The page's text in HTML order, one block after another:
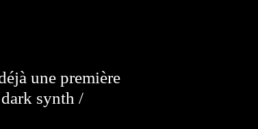
une première
synth /